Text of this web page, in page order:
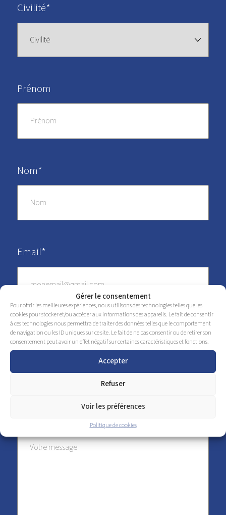
Gérer le consentement
Pour offrir les meilleures expériences, nous utilisons des technologies telles que les
cookies pour stocker et/ou accéder aux informations des appareils. Le fait de consentir
à ces technologies nous permettra de traiter des données telles que le comportement
de navigation ou les ID uniques sur ce site. Le fait de ne pas consentir ou de retirer son
consentement peut avoir un effet négatif sur certaines caractéristiques et fonctions.
Accepter
Refuser
Voir les préférences
Politique de cookies
Civilité*
Prénom
Nom*
Email*
Téléphone*